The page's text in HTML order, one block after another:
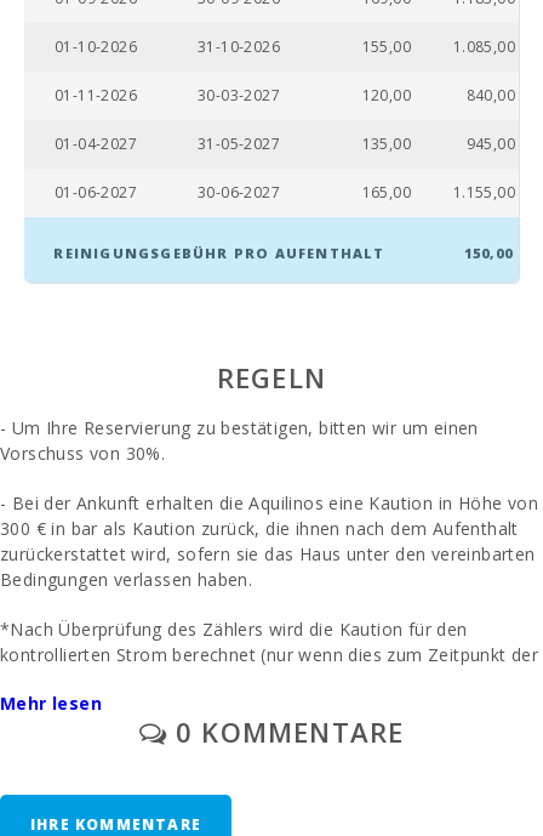
Entfernung zu Restaurants (m): 4,4
Dorf Alcudia ( km ): 58.6
Dorf Felanitx ( km ): 12,8
Entfernung zur Stadt (km): 4,4
Bahnhof auf der Plaça de l′Estació, Manacor
Entfernung zum Flughafen (кm):
Grillplatz und Barbecue: 1
Dusche im Freien ( Garten): 1
Küchen:
Esszimmer:
Badezimmer - Toilette, Badezimmer. :
01-10-2026 31-10-2026 155,00 1.085,00
01-11-2026 30-03-2027 120,00 840,00
01-04-2027 31-05-2027 135,00 945,00
01-06-2027 30-06-2027 165,00 1.155,00
REINIGUNGSGEBÜHR PRO AUFENTHALT 150,00
REGELN
- Um Ihre Reservierung zu bestätigen, bitten wir um einen
Vorschuss von 30%.
- Bei der Ankunft erhalten die Aquilinos eine Kaution in Höhe von
300 € in bar als Kaution zurück, die ihnen nach dem Aufenthalt
zurückerstattet wird, sofern sie das Haus unter den vereinbarten
Bedingungen verlassen haben.
*Nach Überprüfung des Zählers wird die Kaution für den
kontrollierten Strom berechnet (nur wenn dies zum Zeitpunkt der
- Die Endreinigung wird separat bezahlt
Eine vorherige Anfrage: Ein Kinderbett und ein Hochstuhl werden
Mehr lesen
0 KOMMENTARE
IHRE KOMMENTARE